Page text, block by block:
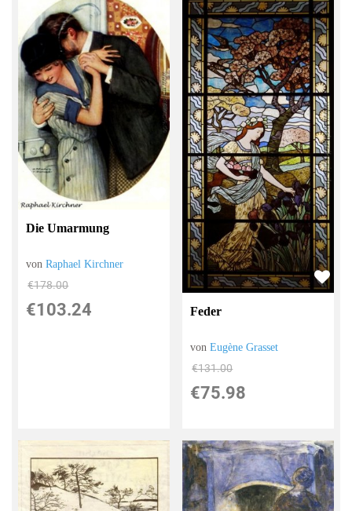
Die Umarmung
vonRaphael Kirchner
€178.00
€103.24 Feder
vonEugène Grasset
€131.00
€75.98